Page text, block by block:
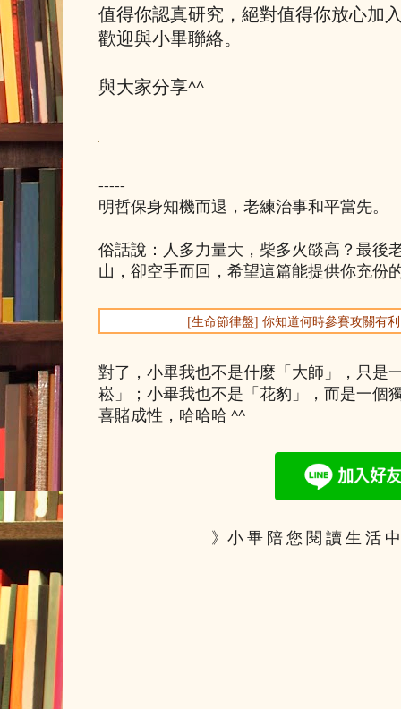
值得你認真研究，絕對值得你放心加
歡迎與小畢聯絡。
與大家分享^^
-----
明哲保身知機而退，老練治事和平當先。
俗話說：人多力量大，柴多火燄高？最後
山，卻空手而回，希望這篇能提供你充份
[生命節律盤] 你知道何時參賽攻關有
對了，小畢我也不是什麼「大師」，只是
崧」；小畢我也不是「花豹」，而是一個
喜賭成性，哈哈哈 ^^
》小 畢 陪 您 閱 讀 生 活